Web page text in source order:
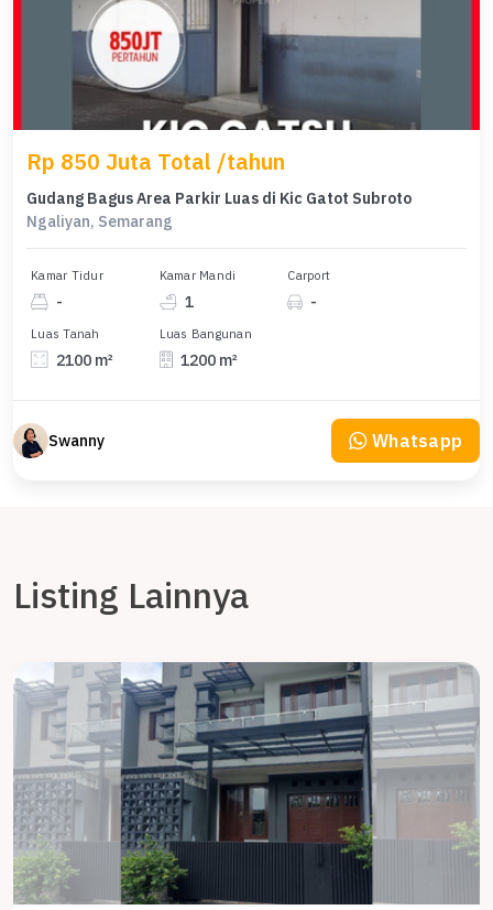
Rp 850 Juta Total /tahun
Gudang Bagus Area Parkir Luas di Kic Gatot Subroto
Ngaliyan, Semarang
Kamar Tidur
-
Kamar Mandi
1
Carport
-
Luas Tanah
2100 m²
Luas Bangunan
1200 m²
Swanny Whatsapp
Listing Lainnya